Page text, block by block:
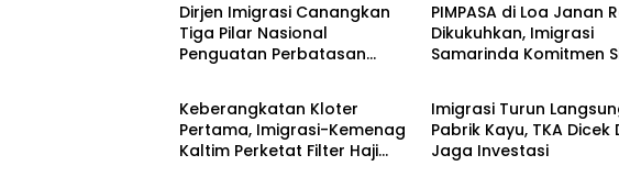
Dirjen Imigrasi Canangkan
Tiga Pilar Nasional
Penguatan Perbatasan
PIMPASA di Loa Janan
Dikukuhkan, Imigrasi
Samarinda Komitmen
Advertorial
Keberangkatan Kloter
Pertama, Imigrasi-Kemenag
Kaltim Perketat Filter Haji
Samarinda
Imigrasi Turun
Pabrik Kayu, TKA Dicek
Jaga Investasi